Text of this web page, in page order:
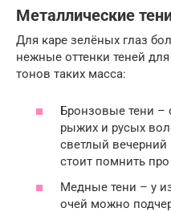
Металлические
Для каре зелёных глаз
нежные оттенки теней
тонов таких масса:
Бронзовые тени
рыжих и русых
светлый вечерний
стоит помнить про
Медные тени – у
очей можно